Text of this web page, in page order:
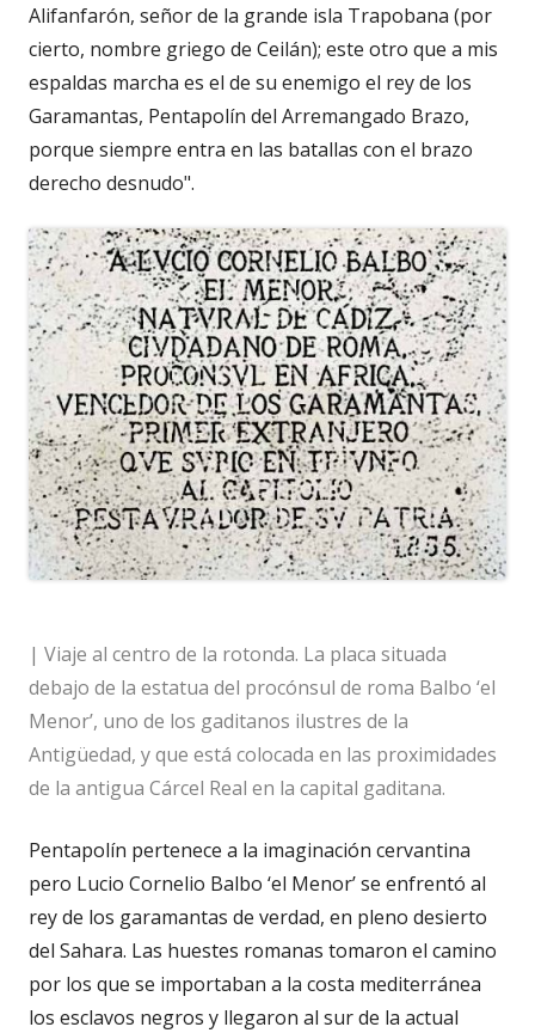
Alifanfarón, señor de la grande isla Trapobana (por
cierto, nombre griego de Ceilán); este otro que a mis
espaldas marcha es el de su enemigo el rey de los
Garamantas, Pentapolín del Arremangado Brazo,
porque siempre entra en las batallas con el brazo
derecho desnudo".
| Viaje al centro de la rotonda. La placa situada
debajo de la estatua del procónsul de roma Balbo ‘el
Menor’, uno de los gaditanos ilustres de la
Antigüedad, y que está colocada en las proximidades
de la antigua Cárcel Real en la capital gaditana.
Pentapolín pertenece a la imaginación cervantina
pero Lucio Cornelio Balbo ‘el Menor’ se enfrentó al
rey de los garamantas de verdad, en pleno desierto
del Sahara. Las huestes romanas tomaron el camino
por los que se importaban a la costa mediterránea
los esclavos negros y llegaron al sur de la actual